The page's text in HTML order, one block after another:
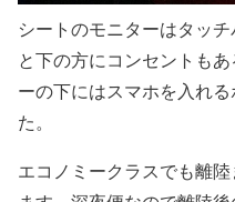
シートのモニターはタッ
と下の方にコンセントも
ーの下にはスマホを入れ
た。
エコノミークラスでも離